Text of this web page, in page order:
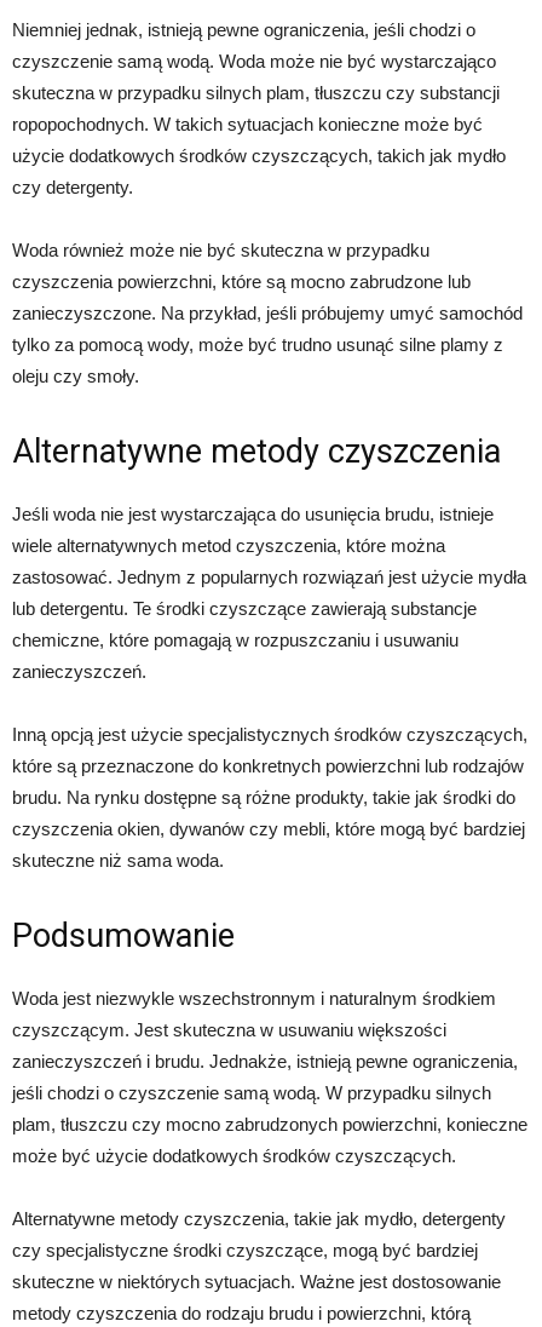
Niemniej jednak, istnieją pewne ograniczenia, jeśli chodzi o
czyszczenie samą wodą. Woda może nie być wystarczająco
skuteczna w przypadku silnych plam, tłuszczu czy substancji
ropopochodnych. W takich sytuacjach konieczne może być
użycie dodatkowych środków czyszczących, takich jak mydło
czy detergenty.
Woda również może nie być skuteczna w przypadku
czyszczenia powierzchni, które są mocno zabrudzone lub
zanieczyszczone. Na przykład, jeśli próbujemy umyć samochód
tylko za pomocą wody, może być trudno usunąć silne plamy z
oleju czy smoły.
Alternatywne metody czyszczenia
Jeśli woda nie jest wystarczająca do usunięcia brudu, istnieje
wiele alternatywnych metod czyszczenia, które można
zastosować. Jednym z popularnych rozwiązań jest użycie mydła
lub detergentu. Te środki czyszczące zawierają substancje
chemiczne, które pomagają w rozpuszczaniu i usuwaniu
zanieczyszczeń.
Inną opcją jest użycie specjalistycznych środków czyszczących,
które są przeznaczone do konkretnych powierzchni lub rodzajów
brudu. Na rynku dostępne są różne produkty, takie jak środki do
czyszczenia okien, dywanów czy mebli, które mogą być bardziej
skuteczne niż sama woda.
Podsumowanie
Woda jest niezwykle wszechstronnym i naturalnym środkiem
czyszczącym. Jest skuteczna w usuwaniu większości
zanieczyszczeń i brudu. Jednakże, istnieją pewne ograniczenia,
jeśli chodzi o czyszczenie samą wodą. W przypadku silnych
plam, tłuszczu czy mocno zabrudzonych powierzchni, konieczne
może być użycie dodatkowych środków czyszczących.
Alternatywne metody czyszczenia, takie jak mydło, detergenty
czy specjalistyczne środki czyszczące, mogą być bardziej
skuteczne w niektórych sytuacjach. Ważne jest dostosowanie
metody czyszczenia do rodzaju brudu i powierzchni, którą